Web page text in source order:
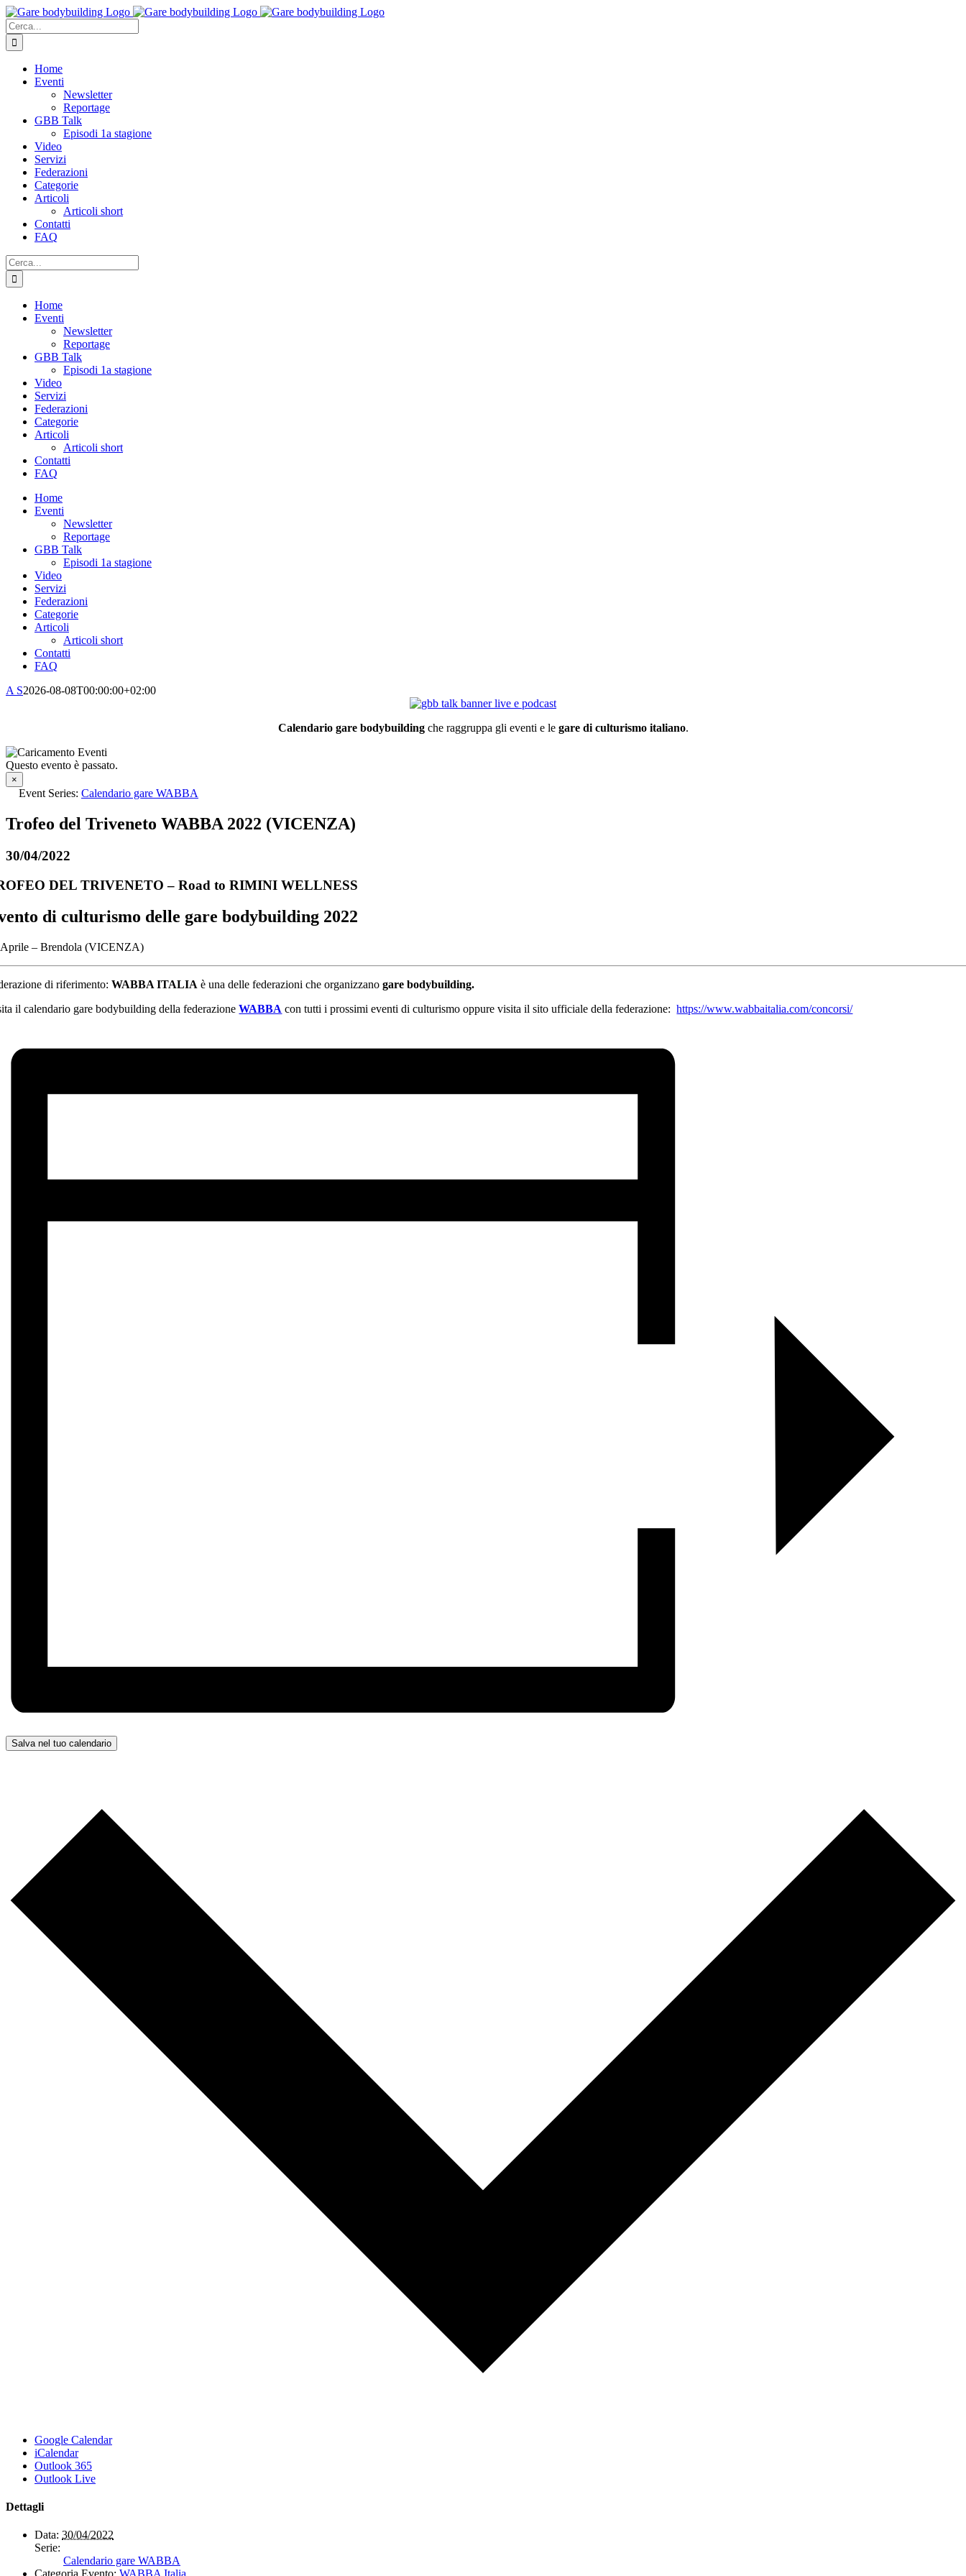
Salta
al
contenuto
Cerca
per:
Home
Eventi
Newsletter
Reportage
GBB Talk
Episodi 1a stagione
Video
Servizi
Federazioni
Categorie
Articoli
Articoli short
Contatti
FAQ
Cerca
per:
Home
Eventi
Newsletter
Reportage
GBB Talk
Episodi 1a stagione
Video
Servizi
Federazioni
Categorie
Articoli
Articoli short
Contatti
FAQ
Home
Eventi
Newsletter
Reportage
GBB Talk
Episodi 1a stagione
Video
Servizi
Federazioni
Categorie
Articoli
Articoli short
Contatti
FAQ
A S2026-08-08T00:00:00+02:00
Calendario gare bodybuildingche raggruppa gli eventi e legare di culturismo italiano.
Questo evento è passato.
×
Event Series: Calendario gare WABBA
Trofeo del Triveneto WABBA 2022 (VICENZA)
30/04/2022
DEL TRIVENETO – Road to RIMINI WELLNESS
di culturismo delle gare bodybuilding 2022
– Brendola (VICENZA)
di riferimento:WABBA ITALIA è una delle federazioni che organizzanogare bodybuilding.
il calendario gare bodybuilding della federazioneWABBA con tutti i prossimi eventi di culturismo oppure visita il sito ufficiale della federazione:https://www.wabbaitalia.com/concorsi/
Salva nel tuo calendario
Google Calendar
iCalendar
Outlook 365
Outlook Live
Dettagli
Data: 30/04/2022
Serie:
Calendario gare WABBA
Categoria Evento: WABBA Italia